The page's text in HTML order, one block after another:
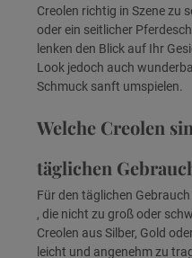
Creolen richtig in Szene zu
oder ein seitlicher
lenken den Blick auf Ihr
Look jedoch auch
Schmuck sanft umspielen.
Welche Creolen
täglichen
Für den täglichen
, die nicht zu groß oder
Creolen aus Silber, Gold
leicht und angenehm zu